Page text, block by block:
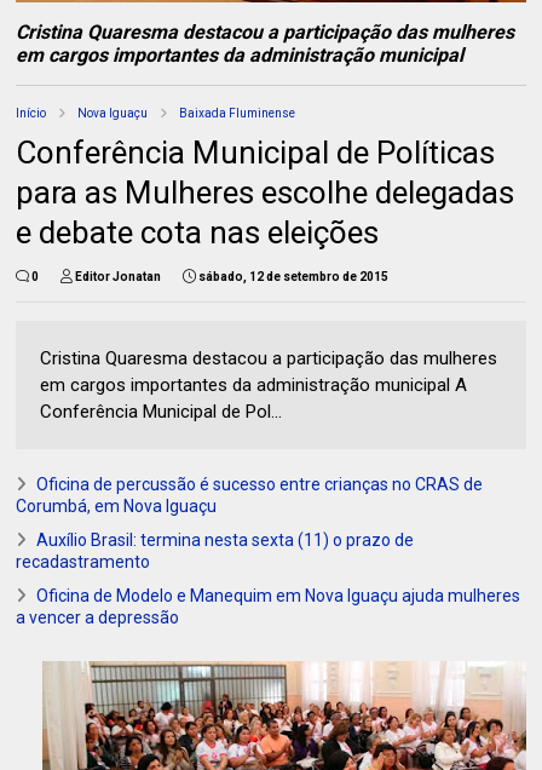
Cristina Quaresma destacou a participação das mulheres
em cargos importantes da administração municipal
Início Nova Iguaçu Baixada Fluminense
Conferência Municipal de Políticas
para as Mulheres escolhe delegadas
e debate cota nas eleições
0 Editor Jonatan sábado, 12 de setembro de 2015
Cristina Quaresma destacou a participação das mulheres
em cargos importantes da administração municipal A
Conferência Municipal de Pol...
Oficina de percussão é sucesso entre crianças no CRAS de
Corumbá, em Nova Iguaçu
Auxílio Brasil: termina nesta sexta (11) o prazo de
recadastramento
Oficina de Modelo e Manequim em Nova Iguaçu ajuda mulheres
a vencer a depressão